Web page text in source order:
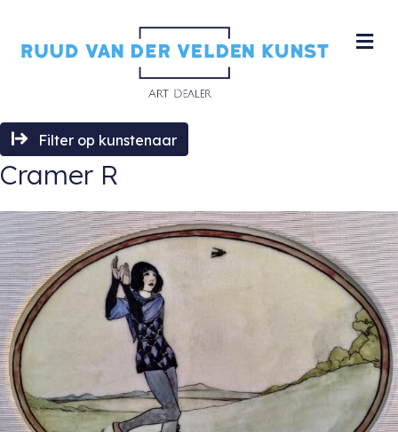
Filter op kunstenaar
Cramer R